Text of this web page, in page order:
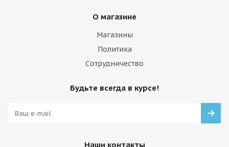
О магазине
Магазины
Политика
Сотрудничество
Будьте всегда в курсе!
Наши контакты